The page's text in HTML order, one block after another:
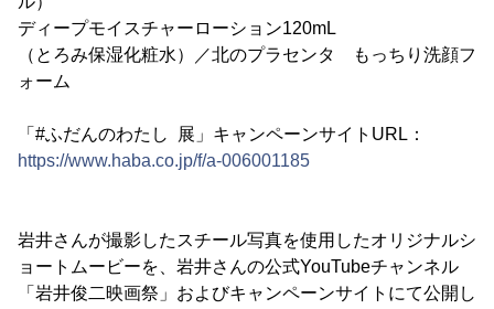
ディープモイスチャーローション120mL
（とろみ保湿化粧水）／北のプラセンタ もっちり洗顔フ
ォーム
「#ふだんのわたし 展」キャンペーンサイトURL：
https://www.haba.co.jp/f/a-006001185
岩井さんが撮影したスチール写真を使用したオリジナルシ
ョートムービーを、岩井さんの公式YouTubeチャンネル
「岩井俊二映画祭」およびキャンペーンサイトにて公開し